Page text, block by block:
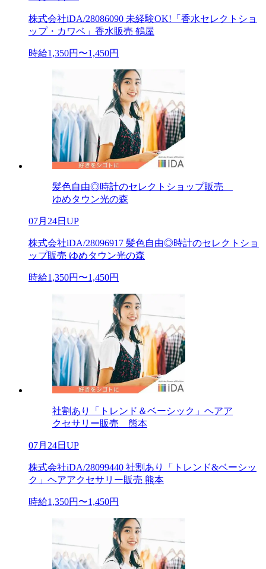
株式会社iDA/28086090 未経験OK!「香水セレクトショ
ップ・カワベ」香水販売 鶴屋
時給1,350円〜1,450円
髪色自由◎時計のセレクトショップ販売
ゆめタウン光の森
07月24日UP
株式会社iDA/28096917 髪色自由◎時計のセレクトショ
ップ販売 ゆめタウン光の森
時給1,350円〜1,450円
社割あり「トレンド＆ベーシック」ヘアア
クセサリー販売 熊本
07月24日UP
株式会社iDA/28099440 社割あり「トレンド&ベーシッ
ク」ヘアアクセサリー販売 熊本
時給1,350円〜1,450円